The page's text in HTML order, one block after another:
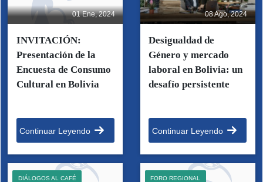
01 Ene, 2024
INVITACIÓN:
Presentación de la
Encuesta de Consumo
Cultural en Bolivia
Continuar Leyendo
08 Ago, 2024
Desigualdad de
Género y mercado
laboral en Bolivia: un
desafío persistente
Continuar Leyendo
DIÁLOGOS AL CAFÉ FORO REGIONAL